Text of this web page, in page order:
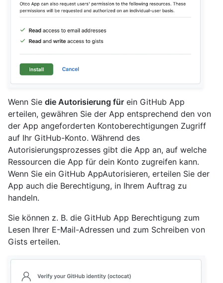
Wenn Sie die Autorisierung für ein GitHub App
erteilen, gewähren Sie der App entsprechend den von
der App angeforderten Kontoberechtigungen Zugriff
auf Ihr GitHub-Konto. Während des
Autorisierungsprozesses gibt die App an, auf welche
Ressourcen die App für dein Konto zugreifen kann.
Wenn Sie ein GitHub AppAutorisieren, erteilen Sie der
App auch die Berechtigung, in Ihrem Auftrag zu
handeln.
Sie können z. B. die GitHub App Berechtigung zum
Lesen Ihrer E-Mail-Adressen und zum Schreiben von
Gists erteilen.